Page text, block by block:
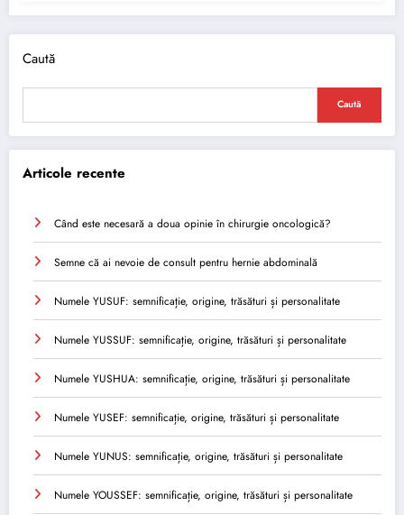
Caută
Caută
Articole recente
Când este necesară a doua opinie în chirurgie oncologică?
Semne că ai nevoie de consult pentru hernie abdominală
Numele YUSUF: semnificație, origine, trăsături și personalitate
Numele YUSSUF: semnificație, origine, trăsături și personalitate
Numele YUSHUA: semnificație, origine, trăsături și personalitate
Numele YUSEF: semnificație, origine, trăsături și personalitate
Numele YUNUS: semnificație, origine, trăsături și personalitate
Numele YOUSSEF: semnificație, origine, trăsături și personalitate